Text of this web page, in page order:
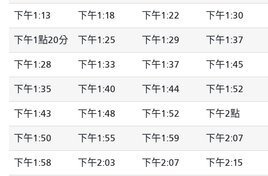
下午1:13 下午1:18 下午1:22 下午1:30
下午1點20分 下午1:25 下午1:29 下午1:37
下午1:28 下午1:33 下午1:37 下午1:45
下午1:35 下午1:40 下午1:44 下午1:52
下午1:43 下午1:48 下午1:52 下午2點
下午1:50 下午1:55 下午1:59 下午2:07
下午1:58 下午2:03 下午2:07 下午2:15